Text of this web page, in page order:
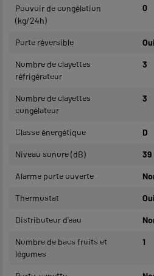
Pouvoir de congélation
(kg/24h)
0
Porte réversible Oui
Nombre de clayettes
réfrigérateur
3
Nombre de clayettes
congélateur
3
Classe énergétique D
Niveau sonore (dB) 39
Alarme porte ouverte
Thermostat Oui
Distributeur d'eau
Nombre de bacs fruits et
légumes
1